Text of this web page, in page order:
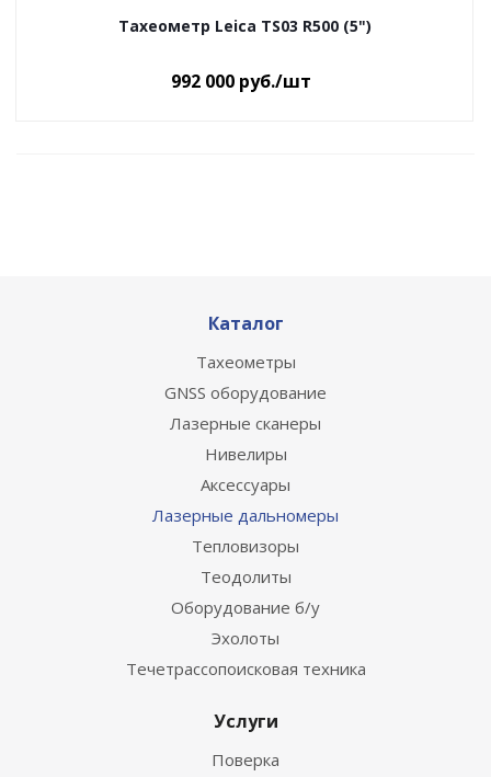
Тахеометр Leica TS03 R500 (5")
992 000 руб./шт
Каталог
Тахеометры
GNSS оборудование
Лазерные сканеры
Нивелиры
Аксессуары
Лазерные дальномеры
Тепловизоры
Теодолиты
Оборудование б/у
Эхолоты
Течетрассопоисковая техника
Услуги
Поверка